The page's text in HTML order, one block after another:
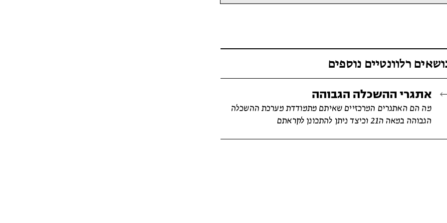
רלוונטיים נוספים
אתגרי ההשכלה הגבוהה
מה הם האתגרים המרכזיים שאיתם מתמודדת מערכת ההשכלה
הגבוהה במאה ה21 וכיצד ניתן להתכונן לקראתם